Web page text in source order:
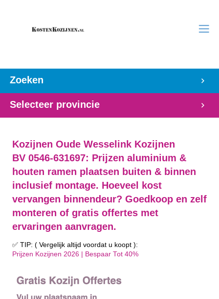
Zoeken
Selecteer provincie
Kozijnen Oude Wesselink Kozijnen
BV 0546-631697: Prijzen aluminium &
houten ramen plaatsen buiten & binnen
inclusief montage. Hoeveel kost
vervangen binnendeur? Goedkoop en zelf
monteren of gratis offertes met
ervaringen aanvragen.
✅ TIP: ( Vergelijk altijd voordat u koopt ):
Prijzen Kozijnen 2026 | Bespaar Tot 40%‎